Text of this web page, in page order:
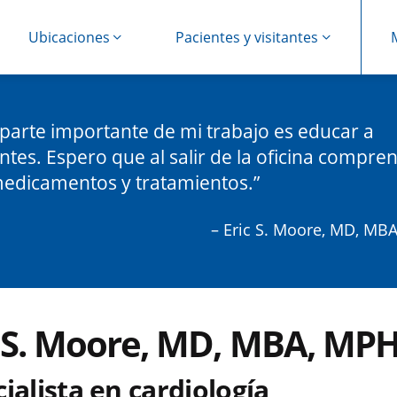
Ubicaciones Pacientes y visitantes
importante de mi trabajo es educar a
Espero que al salir de la oficina
y tratamientos.
– Eric S. Moore, MD,
Moore, MD, MBA,
en cardiología